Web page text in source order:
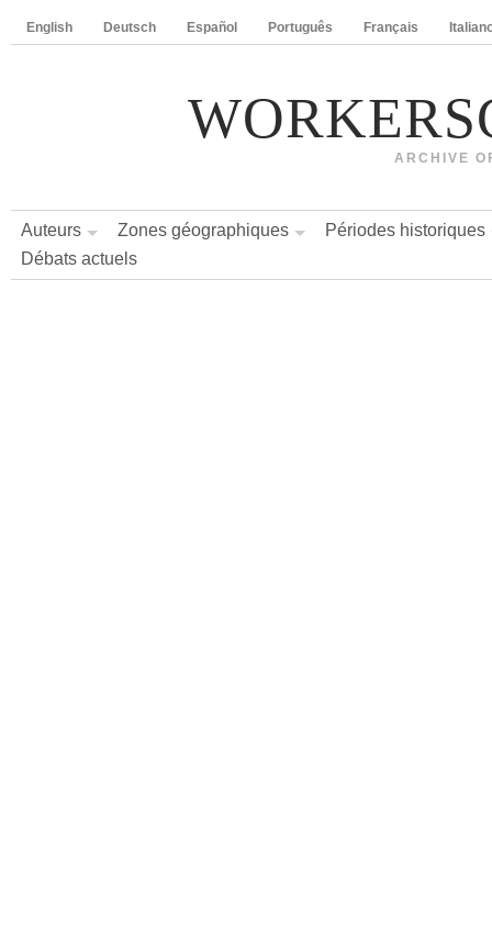
English Deutsch Español Português Français
ARCHIVE
Auteurs Zones géographiques
Périodes historiques
Débats actuels